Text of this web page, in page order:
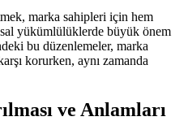
marka sahipleri için hem
yükümlülüklerde büyük önem
bu düzenlemeler, marka
korurken, aynı zamanda
ve Anlamları